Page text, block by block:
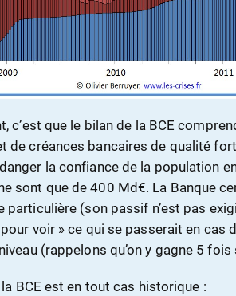
c’est que le bilan de la BCE
de créances bancaires de qualité
la confiance de la population
sont que de 400 Md€. La Banque
(son passif n’est pas
voir » ce qui se passerait en cas
(rappelons qu’on y gagne 5 fois
BCE est en tout cas historique :